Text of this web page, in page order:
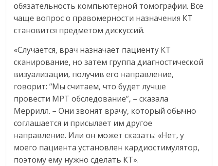
обязательность компьютерной томографии. Все
чаще вопрос о правомерности назначения КТ
становится предметом дискуссий.
«Случается, врач назначает пациенту КТ
сканирование, но затем группа диагностической
визуализации, получив его направление,
говорит: “Мы считаем, что будет лучше
провести МРТ обследование”, – сказала
Меррилл. – Они звонят врачу, который обычно
соглашается и присылает им другое
направление. Или он может сказать: «Нет, у
моего пациента установлен кардиостимулятор,
поэтому ему нужно сделать КТ».